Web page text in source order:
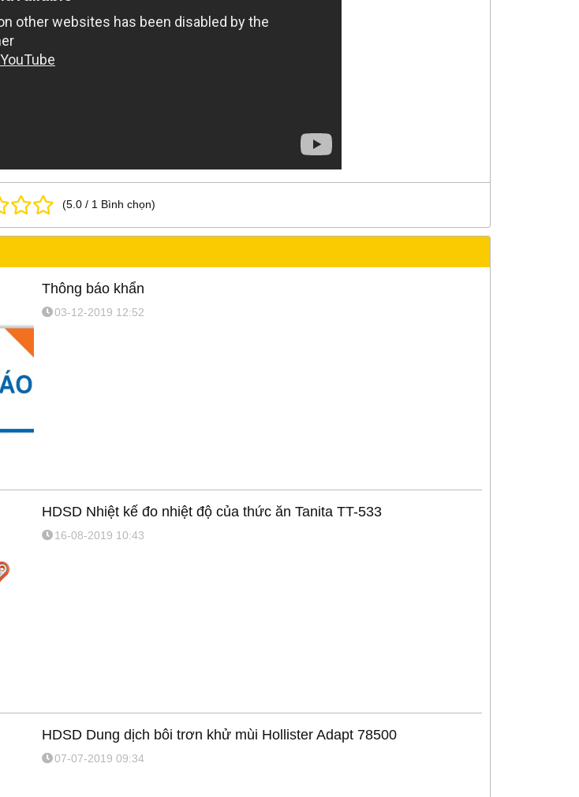
(5.0 / 1 Bình chọn)
Thông báo khẩn
03-12-2019 12:52
HDSD Nhiệt kế đo nhiệt độ của thức ăn Tanita TT-533
16-08-2019 10:43
HDSD Dung dịch bôi trơn khử mùi Hollister Adapt 78500
07-07-2019 09:34